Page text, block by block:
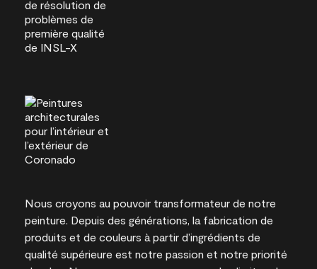
Nous croyons au pouvoir transformateur de notre
peinture. Depuis des générations, la fabrication de
produits et de couleurs à partir d’ingrédients de
qualité supérieure est notre passion et notre priorité